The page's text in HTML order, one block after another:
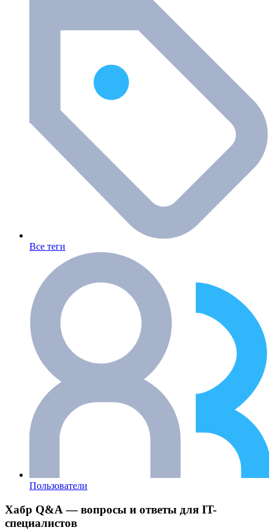
Все теги
Пользователи
Хабр Q&A — вопросы и ответы для IT-
специалистов